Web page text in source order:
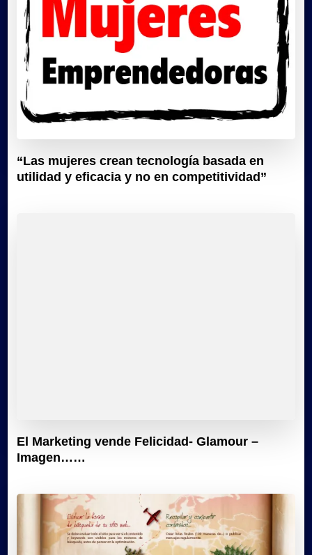
“Las mujeres crean tecnología basada en
utilidad y eficacia y no en competitividad”
El Marketing vende Felicidad- Glamour –
Imagen……